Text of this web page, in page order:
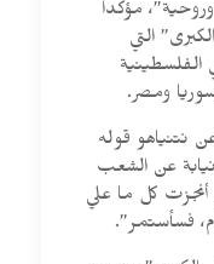
مؤكداً
التي
الفلسطينية
ومصر.
نتنياهو قوله
عن الشعب
أنجزت كل ما علي
فسأستمر”.